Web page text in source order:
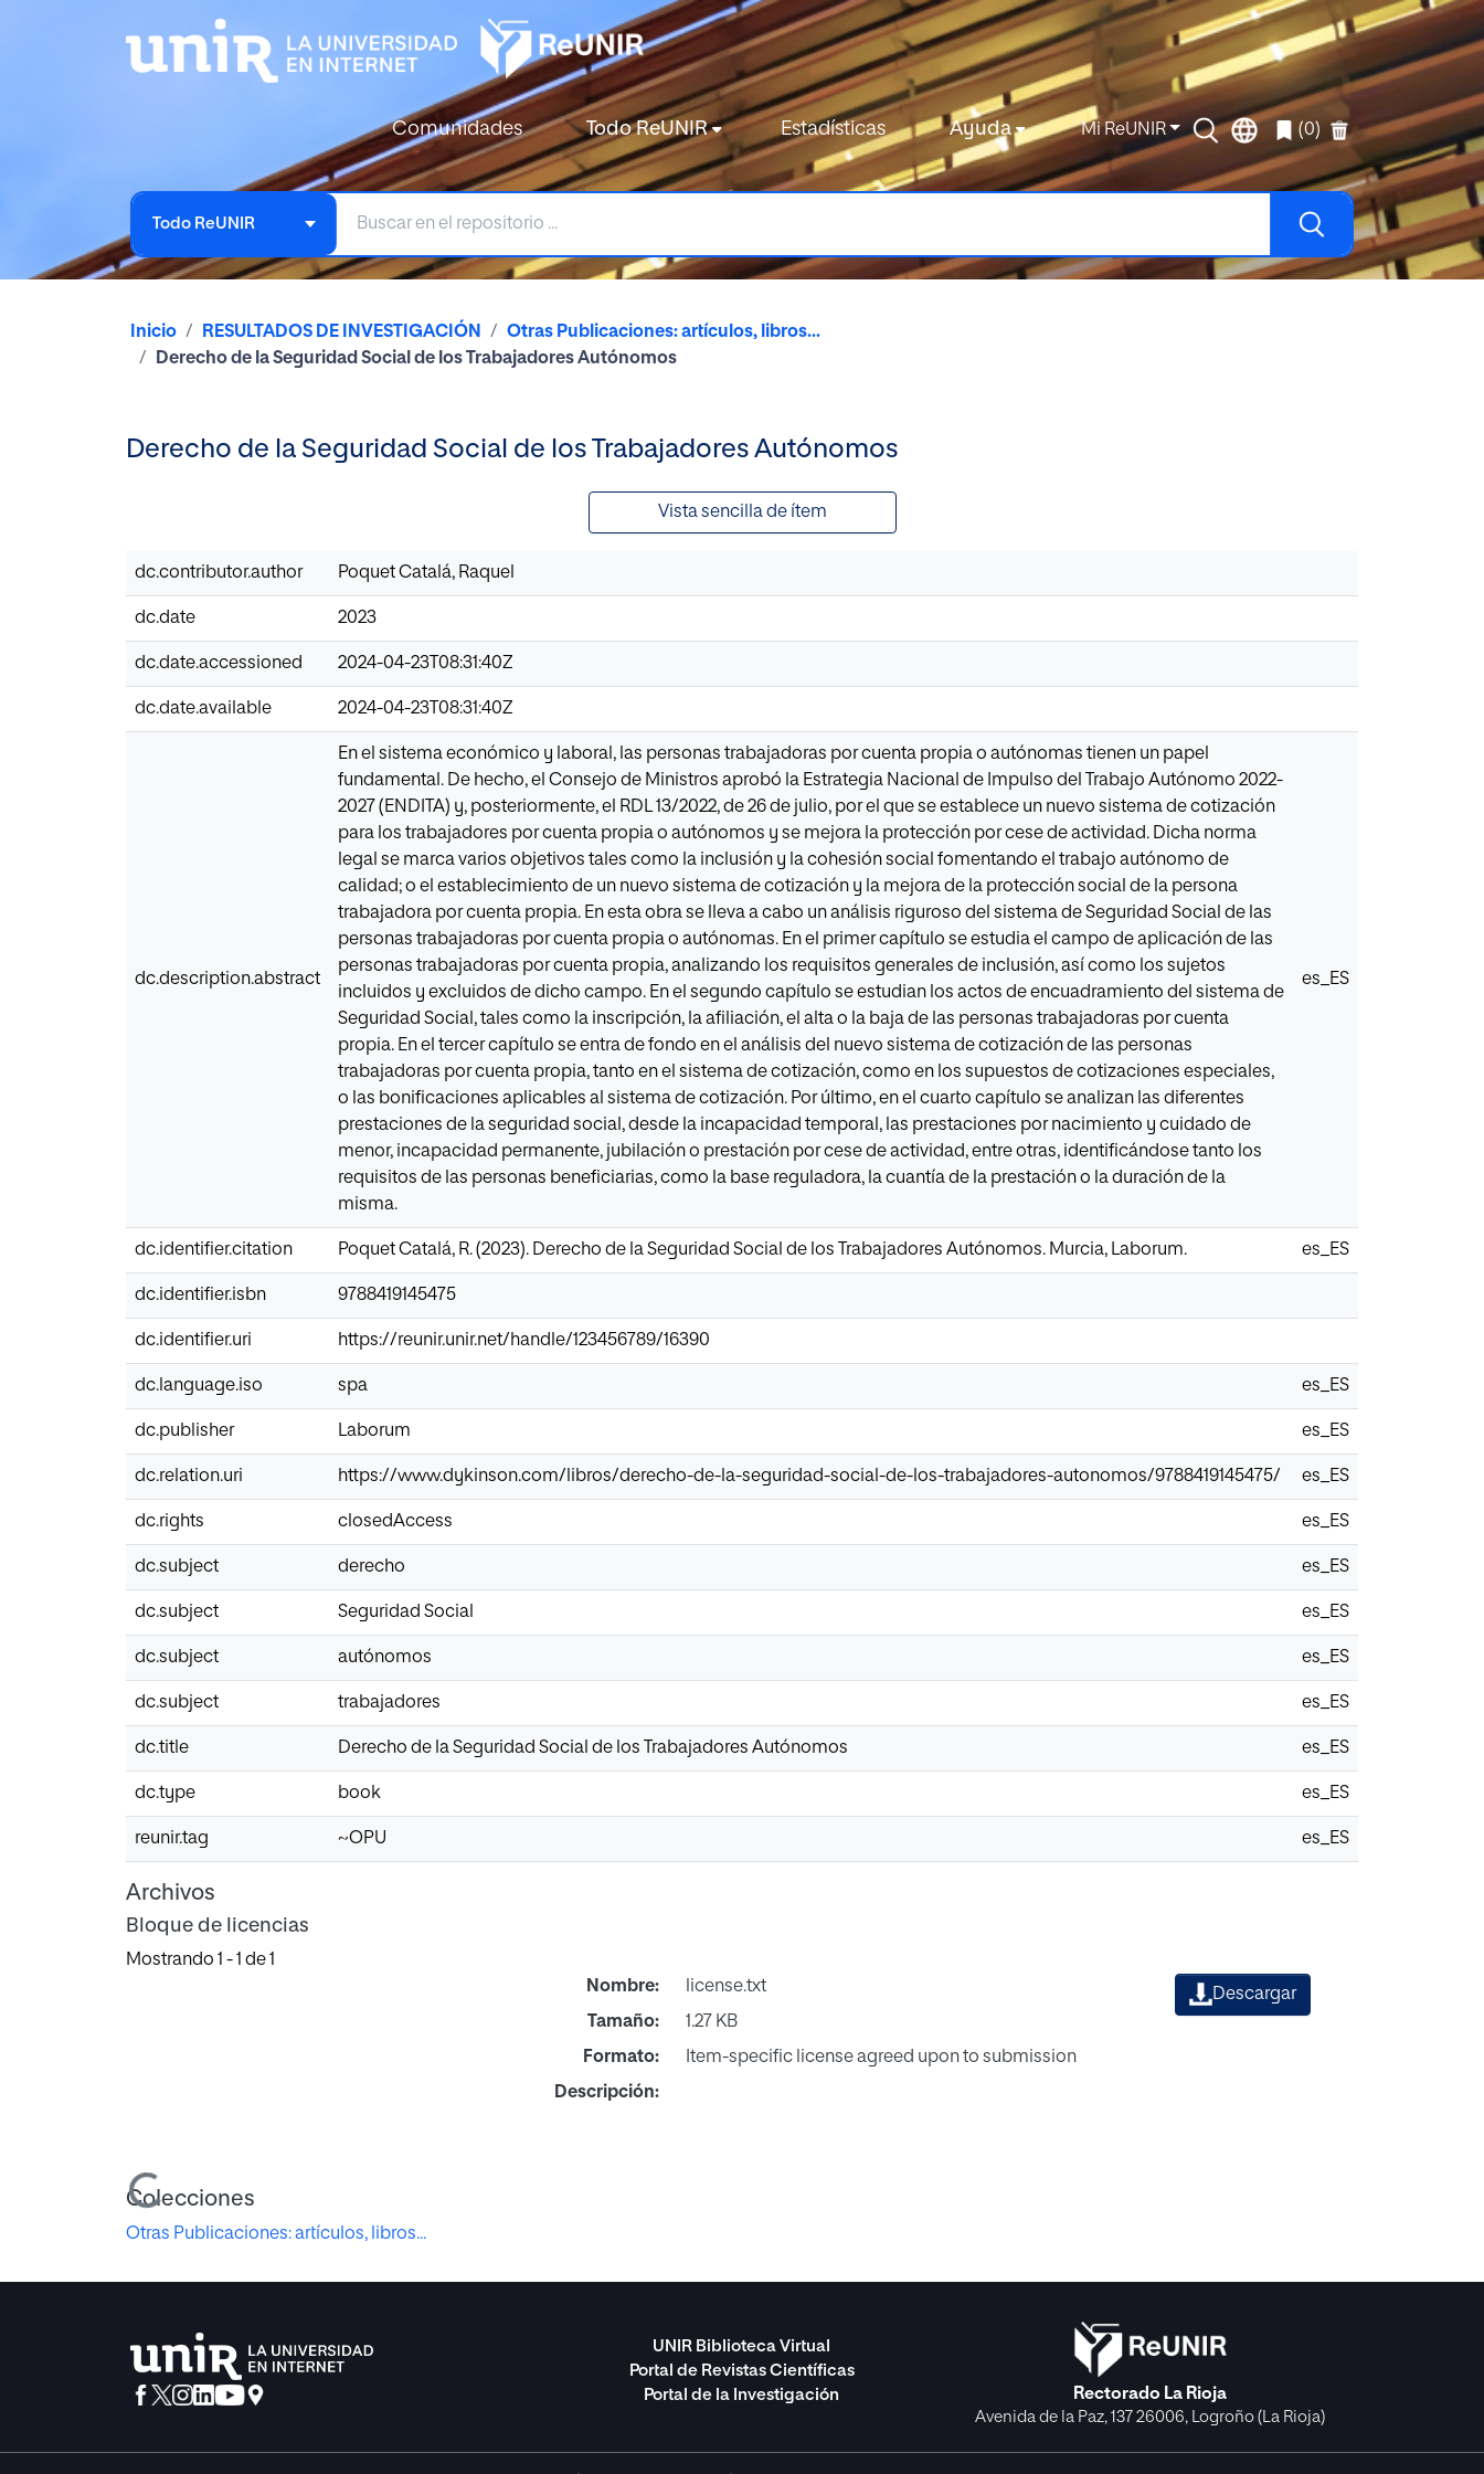
Comunidades Todo ReUNIR Estadísticas Ayuda Mi ReUNIR (0)
Todo ReUNIR
Inicio RESULTADOS DE INVESTIGACIÓN
Otras Publicaciones: artículos, libros...
Derecho de la Seguridad Social de los Trabajadores Autónomos
Derecho de la Seguridad Social de los Trabajadores Autónomos
Vista sencilla de ítem
dc.contributor.author Poquet Catalá, Raquel
dc.date 2023
dc.date.accessioned 2024-04-23T08:31:40Z
dc.date.available 2024-04-23T08:31:40Z
dc.description.abstract
En el sistema económico y laboral, las personas trabajadoras por cuenta propia o autónomas tienen un papel
fundamental. De hecho, el Consejo de Ministros aprobó la Estrategia Nacional de Impulso del Trabajo Autónomo 2022-
2027 (ENDITA) y, posteriormente, el RDL 13/2022, de 26 de julio, por el que se establece un nuevo sistema de cotización
para los trabajadores por cuenta propia o autónomos y se mejora la protección por cese de actividad. Dicha norma
legal se marca varios objetivos tales como la inclusión y la cohesión social fomentando el trabajo autónomo de
calidad; o el establecimiento de un nuevo sistema de cotización y la mejora de la protección social de la persona
trabajadora por cuenta propia. En esta obra se lleva a cabo un análisis riguroso del sistema de Seguridad Social de las
personas trabajadoras por cuenta propia o autónomas. En el primer capítulo se estudia el campo de aplicación de las
personas trabajadoras por cuenta propia, analizando los requisitos generales de inclusión, así como los sujetos
incluidos y excluidos de dicho campo. En el segundo capítulo se estudian los actos de encuadramiento del sistema de
Seguridad Social, tales como la inscripción, la afiliación, el alta o la baja de las personas trabajadoras por cuenta
propia. En el tercer capítulo se entra de fondo en el análisis del nuevo sistema de cotización de las personas
trabajadoras por cuenta propia, tanto en el sistema de cotización, como en los supuestos de cotizaciones especiales,
o las bonificaciones aplicables al sistema de cotización. Por último, en el cuarto capítulo se analizan las diferentes
prestaciones de la seguridad social, desde la incapacidad temporal, las prestaciones por nacimiento y cuidado de
menor, incapacidad permanente, jubilación o prestación por cese de actividad, entre otras, identificándose tanto los
requisitos de las personas beneficiarias, como la base reguladora, la cuantía de la prestación o la duración de la
misma.
es_ES
dc.identifier.citation Poquet Catalá, R. (2023). Derecho de la Seguridad Social de los Trabajadores Autónomos. Murcia, Laborum. es_ES
dc.identifier.isbn 9788419145475
dc.identifier.uri https://reunir.unir.net/handle/123456789/16390
dc.language.iso spa es_ES
dc.publisher Laborum es_ES
dc.relation.uri https://www.dykinson.com/libros/derecho-de-la-seguridad-social-de-los-trabajadores-autonomos/9788419145475/ es_ES
dc.rights closedAccess es_ES
dc.subject derecho es_ES
dc.subject Seguridad Social es_ES
dc.subject autónomos es_ES
dc.subject trabajadores es_ES
dc.title Derecho de la Seguridad Social de los Trabajadores Autónomos es_ES
dc.type book es_ES
reunir.tag ~OPU es_ES
Archivos
Bloque de licencias
Mostrando 1 - 1 de 1
Cargando...
Nombre:
license.txt
Tamaño:
1.27 KB
Formato:
Item-specific license agreed upon to submission
Descripción:
Descargar
Colecciones
Otras Publicaciones: artículos, libros...
UNIR Biblioteca Virtual
Portal de Revistas Científicas
Portal de la Investigación
Rectorado La Rioja
Avenida de la Paz, 137 26006, Logroño (La Rioja)